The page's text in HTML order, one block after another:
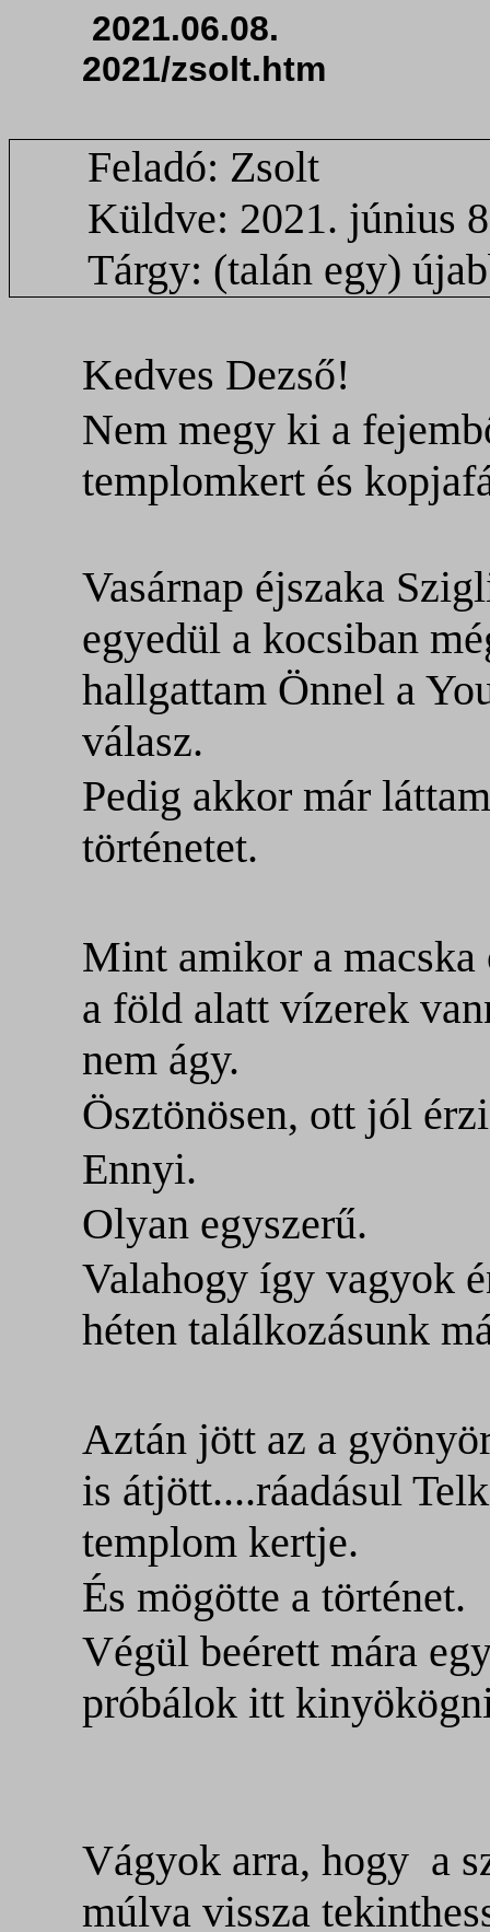
2021.06.08.
2021/
Feladó: Zsolt
Küldve: 2021. június
Tárgy: (talán egy)
Kedves Dezső!
Nem megy ki a
templomkert és
Vasárnap éjszaka
egyedül a kocsiban
hallgattam Önnel a
válasz.
Pedig akkor már
történetet.
Mint amikor a macska
a föld alatt vízerek
nem ágy.
Ösztönösen, ott jól
Ennyi.
Olyan egyszerű.
Valahogy így vagyok
héten találkozásunk
Aztán jött az a
is átjött....ráadásul
templom kertje.
És mögötte a történet.
Végül beérett mára
próbálok itt
Vágyok arra, hogy a
múlva vissza